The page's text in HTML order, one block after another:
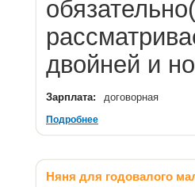
двойней и
Зарплата: договорная
Подробнее
Няня для годовалого